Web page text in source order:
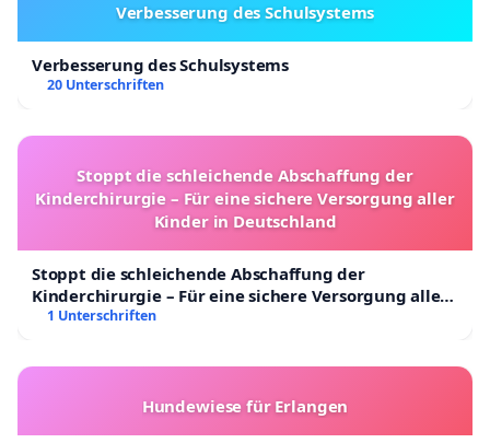
Verbesserung des Schulsystems
Verbesserung des Schulsystems
20 Unterschriften
Stoppt die schleichende Abschaffung der
Kinderchirurgie – Für eine sichere Versorgung aller
Kinder in Deutschland
Stoppt die schleichende Abschaffung der
Kinderchirurgie – Für eine sichere Versorgung aller
Kinder in Deutschland
1 Unterschriften
Hundewiese für Erlangen